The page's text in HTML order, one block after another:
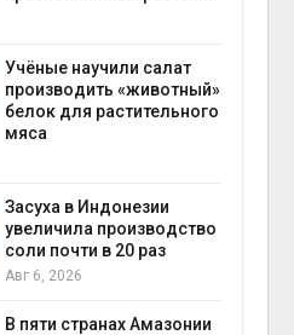
Учёные научили салат
производить «животный»
белок для растительного
мяса
Засуха в Индонезии
увеличила производство
соли почти в 20 раз
Авг 6, 2026
В пяти странах Амазонии